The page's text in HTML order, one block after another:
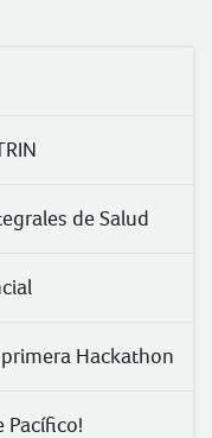
de Salud
Hackathon
Pacífico!